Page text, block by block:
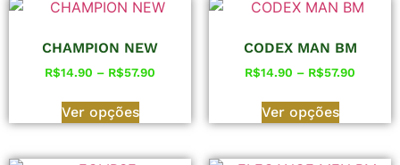
CHAMPION NEW
R$14.90 – R$57.90
Ver opções
CODEX MAN BM
R$14.90 – R$57.90
Ver opções